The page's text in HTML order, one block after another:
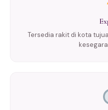
Tersedia rakit di kota